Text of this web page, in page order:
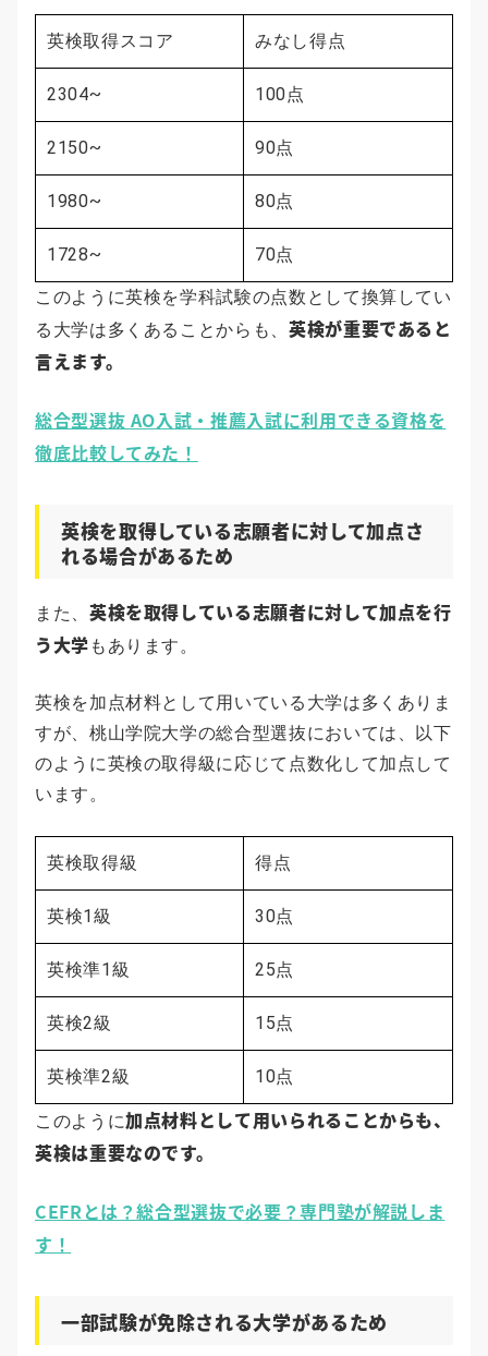
英検取得スコア みなし得点
2304~ 100点
2150~ 90点
1980~ 80点
1728~ 70点
このように英検を学科試験の点数として換算してい
る大学は多くあることからも、 英検が重要であると
言えます。
総合型選抜 AO入試・推薦入試に利用できる資格を
徹底比較してみた！
英検を取得している志願者に対して加点さ
れる場合があるため
また、 英検を取得している志願者に対して加点を行
う大学 もあります。
英検を加点材料として用いている大学は多くありま
すが、桃山学院大学の総合型選抜においては、以下
のように英検の取得級に応じて点数化して加点して
います。
英検取得級 得点
英検1級 30点
英検準1級 25点
英検2級 15点
英検準2級 10点
このように加点材料として用いられることからも、
英検は重要なのです。
CEFRとは？総合型選抜で必要？専門塾が解説しま
す！
一部試験が免除される大学があるため